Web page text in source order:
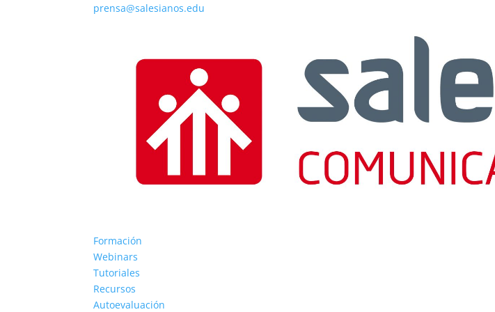
prensa@salesianos.edu
Formación
Webinars
Tutoriales
Recursos
Autoevaluación